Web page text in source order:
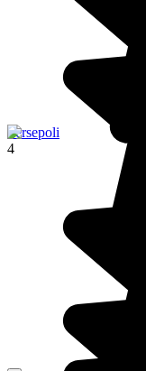
Persepoli
4